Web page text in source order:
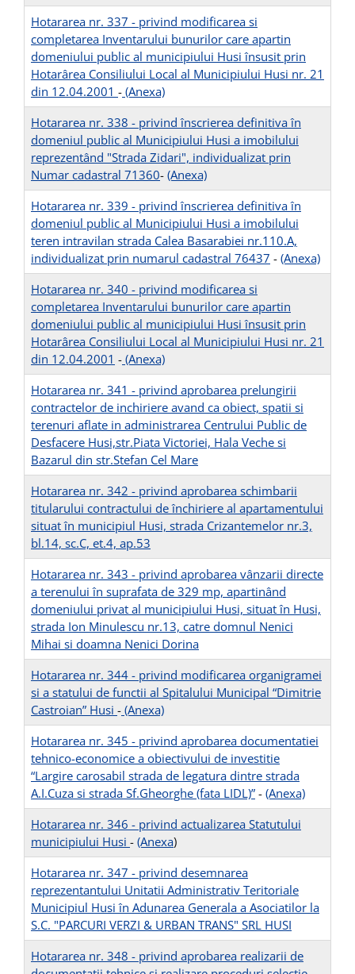
Hotararea nr. 337 - privind modificarea si
completarea Inventarului bunurilor care apartin
domeniului public al municipiului Husi însusit prin
Hotarârea Consiliului Local al Municipiului Husi nr. 21
din 12.04.2001 - (Anexa)
Hotararea nr. 338 - privind înscrierea definitiva în
domeniul public al Municipiului Husi a imobilului
reprezentând "Strada Zidari", individualizat prin
Numar cadastral 71360- (Anexa)
Hotararea nr. 339 - privind înscrierea definitiva în
domeniul public al Municipiului Husi a imobilului
teren intravilan strada Calea Basarabiei nr.110.A,
individualizat prin numarul cadastral 76437 - (Anexa)
Hotararea nr. 340 - privind modificarea si
completarea Inventarului bunurilor care apartin
domeniului public al municipiului Husi însusit prin
Hotarârea Consiliului Local al Municipiului Husi nr. 21
din 12.04.2001 - (Anexa)
Hotararea nr. 341 - privind aprobarea prelungirii
contractelor de inchiriere avand ca obiect, spatii si
terenuri aflate in administrarea Centrului Public de
Desfacere Husi,str.Piata Victoriei, Hala Veche si
Bazarul din str.Stefan Cel Mare
Hotararea nr. 342 - privind aprobarea schimbarii
titularului contractului de închiriere al apartamentului
situat în municipiul Husi, strada Crizantemelor nr.3,
bl.14, sc.C, et.4, ap.53
Hotararea nr. 343 - privind aprobarea vânzarii directe
a terenului în suprafata de 329 mp, apartinând
domeniului privat al municipiului Husi, situat în Husi,
strada Ion Minulescu nr.13, catre domnul Nenici
Mihai si doamna Nenici Dorina
Hotararea nr. 344 - privind modificarea organigramei
si a statului de functii al Spitalului Municipal “Dimitrie
Castroian” Husi - (Anexa)
Hotararea nr. 345 - privind aprobarea documentatiei
tehnico-economice a obiectivului de investitie
“Largire carosabil strada de legatura dintre strada
A.I.Cuza si strada Sf.Gheorghe (fata LIDL)” - (Anexa)
Hotararea nr. 346 - privind actualizarea Statutului
municipiului Husi - (Anexa)
Hotararea nr. 347 - privind desemnarea
reprezentantului Unitatii Administrativ Teritoriale
Municipiul Husi în Adunarea Generala a Asociatilor la
S.C. "PARCURI VERZI & URBAN TRANS" SRL HUSI
Hotararea nr. 348 - privind aprobarea realizarii de